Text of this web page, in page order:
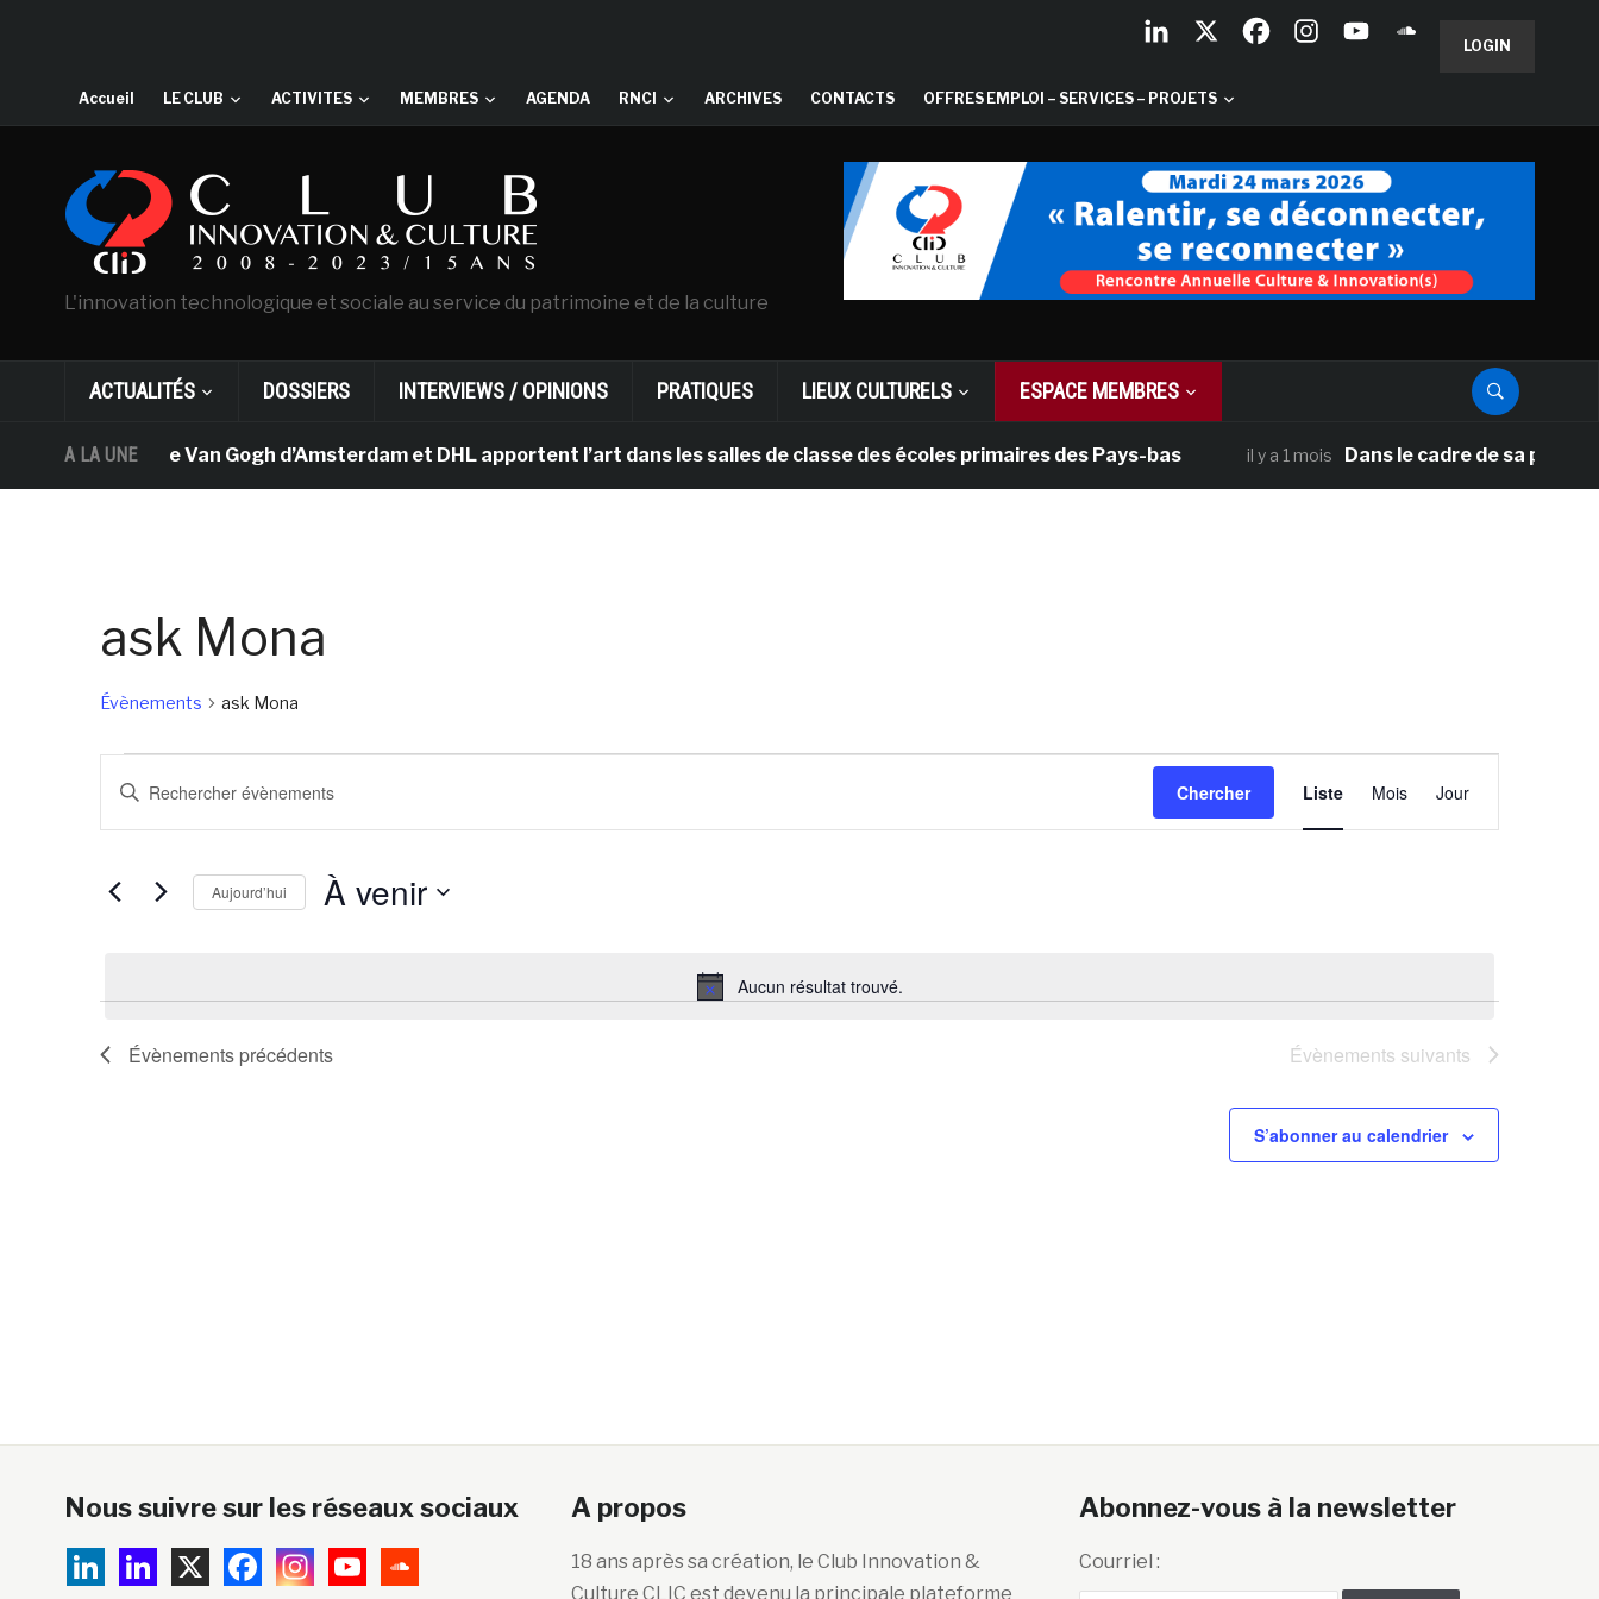
LOGIN
Accueil LE CLUB ACTIVITES MEMBRES AGENDA RNCI ARCHIVES CONTACTS OFFRES EMPLOI – SERVICES – PROJETS
L'innovation technologique et sociale au service du patrimoine et de la culture
ACTUALITÉS DOSSIERS INTERVIEWS / OPINIONS PRATIQUES LIEUX CULTURELS ESPACE MEMBRES
A LA UNE
Le musée Van Gogh d’Amsterdam et DHL apportent l’art dans les salles de classe des écoles primaires des Pays-bas il y a 1 mois Dans le cadre de sa
ask Mona
Évènements ask Mona
Évènements
Notice
Aucun résultat trouvé.
Recherche
et
de
Saisir
Rechercher
Évènements
clé.
Chercher
de
vues
Liste Mois Jour
Aujourd’hui À venir
Évènements précédents Évènements suivants
S’abonner au calendrier
Nous suivre sur les réseaux sociaux A propos
18 ans après sa création, le Club Innovation &
Culture CLIC est devenu la principale plateforme
Abonnez-vous à la newsletter
Courriel :